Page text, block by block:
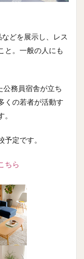
どを展示し、レス
と。一般の人にも
務員宿舎が立ち
くの若者が活動す
定です。
ちら